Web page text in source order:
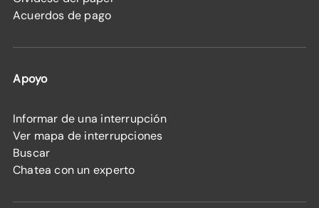
Acuerdos de pago
Apoyo
Informar de una interrupción
Ver mapa de interrupciones
Buscar
Chatea con un experto